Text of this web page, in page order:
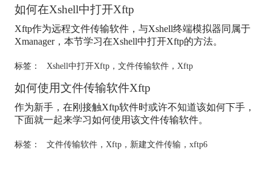
如何在Xshell中打开Xftp
Xftp作为远程文件传输软件，与Xshell终端模拟器同属于
Xmanager，本节学习在Xshell中打开Xftp的方法。
标签： Xshell中打开Xftp， 文件传输软件， Xftp
如何使用文件传输软件Xftp
作为新手，在刚接触Xftp软件时或许不知道该如何下手，
下面就一起来学习如何使用该文件传输软件。
标签： 文件传输软件， Xftp， 新建文件传输， xftp6